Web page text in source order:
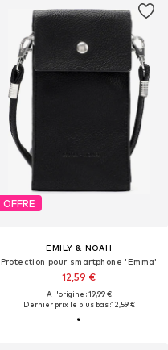
OFFRE
EMILY & NOAH
Protection pour smartphone 'Emma'
12,59 €
À l'origine : 19,99 €
Dernier prix le plus bas :12,59 €